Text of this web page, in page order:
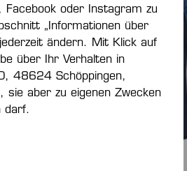
oder Instagram zu
„Informationen über
ändern. Mit Klick auf
über Ihr Verhalten in
48624 Schöppingen,
sie aber zu eigenen Zwecken
darf.